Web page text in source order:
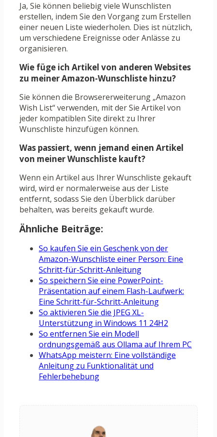
Ja, Sie können beliebig viele Wunschlisten
erstellen, indem Sie den Vorgang zum Erstellen
einer neuen Liste wiederholen. Dies ist nützlich,
um verschiedene Ereignisse oder Anlässe zu
organisieren.
Wie füge ich Artikel von anderen Websites
zu meiner Amazon-Wunschliste hinzu?
Sie können die Browsererweiterung „Amazon
Wish List“ verwenden, mit der Sie Artikel von
jeder kompatiblen Site direkt zu Ihrer
Wunschliste hinzufügen können.
Was passiert, wenn jemand einen Artikel
von meiner Wunschliste kauft?
Wenn ein Artikel aus Ihrer Wunschliste gekauft
wird, wird er normalerweise aus der Liste
entfernt, sodass Sie den Überblick darüber
behalten, was bereits gekauft wurde.
Ähnliche Beiträge:
So kaufen Sie ein Geschenk von der
Amazon-Wunschliste einer Person: Eine
Schritt-für-Schritt-Anleitung
So speichern Sie eine PowerPoint-
Präsentation auf einem Flash-Laufwerk:
Eine Schritt-für-Schritt-Anleitung
So aktivieren Sie die JPEG XL-
Unterstützung in Windows 11 24H2
So entfernen Sie ein Modell
ordnungsgemäß aus Ollama auf Ihrem PC
WhatsApp meistern: Eine vollständige
Anleitung zu Funktionalität und
Fehlerbehebung